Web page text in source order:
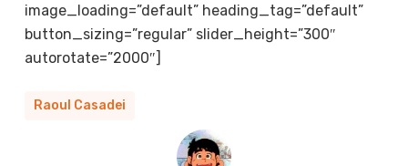
image_loading=”default” heading_tag=”default”
button_sizing=”regular” slider_height=”300″
autorotate=”2000″]
Raoul Casadei